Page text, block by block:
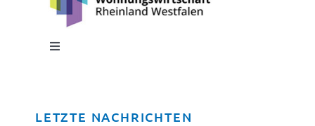
Toggle
LETZTE NACHRICHTEN